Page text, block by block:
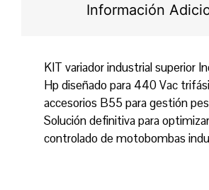
Información
KIT variador industrial superior
Hp diseñado para 440 Vac
accesorios B55 para gestión
Solución definitiva para
controlado de motobombas